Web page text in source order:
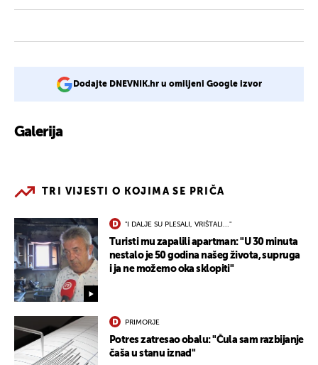
Dodajte DNEVNIK.hr u omiljeni Google izvor
Galerija
TRI VIJESTI O KOJIMA SE PRIČA
"I DALJE SU PLESALI, VRIŠTALI..."
Turisti mu zapalili apartman: "U 30 minuta
nestalo je 50 godina našeg života, supruga
i ja ne možemo oka sklopiti"
PRIMORJE
Potres zatresao obalu: "Čula sam razbijanje
čaša u stanu iznad"